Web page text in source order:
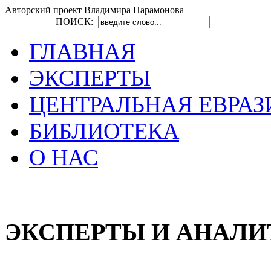
Авторский проект Владимира Парамонова
ПОИСК:
ГЛАВНАЯ
ЭКСПЕРТЫ
ЦЕНТРАЛЬНАЯ
БИБЛИОТЕКА
О НАС
ЭКСПЕРТЫ И